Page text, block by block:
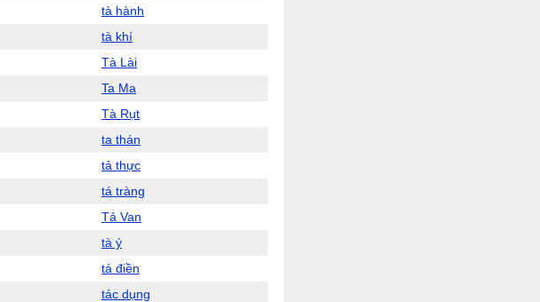
tà hành
tà khí
Tà Lài
Ta Ma
Tà Rụt
ta thán
tả thực
tá tràng
Tả Van
tà ý
tá điền
tác dụng